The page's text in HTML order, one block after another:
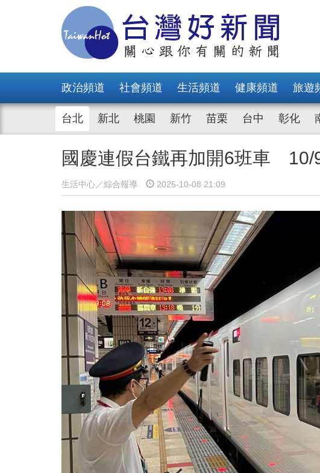
政治頻道 社會頻道 生活頻道 健康頻道 旅遊
台北 新北 桃園 新竹 苗栗 台中 彰化
國慶連假台鐵再加開6班車 10/
生活中心／綜合報導 2025-10-08 21:09